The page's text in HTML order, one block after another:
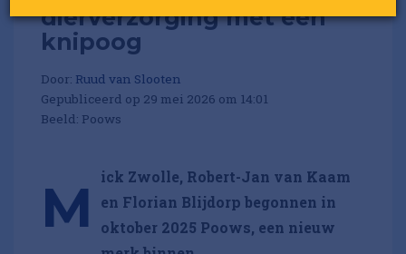
dierverzorging met een
knipoog
Door: Ruud van Slooten
Gepubliceerd op 29 mei 2026 om 14:01
Beeld: Poows
M
ick Zwolle, Robert-Jan van Kaam
en Florian Blijdorp begonnen in
oktober 2025 Poows, een nieuw